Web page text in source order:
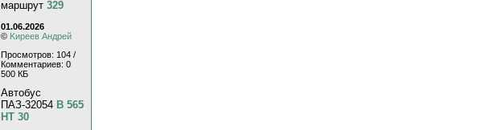
маршрут 329
01.06.2026
© Kиpeeв Aндpeй
Просмотров: 104 /
Комментариев: 0
500 КБ
Автобус
ПАЗ-32054 В 565
НТ 30